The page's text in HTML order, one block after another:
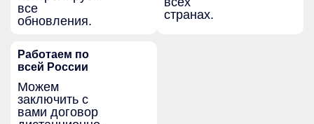
все
обновления.
странах.
Работаем по
всей России
Можем
заключить с
вами договор